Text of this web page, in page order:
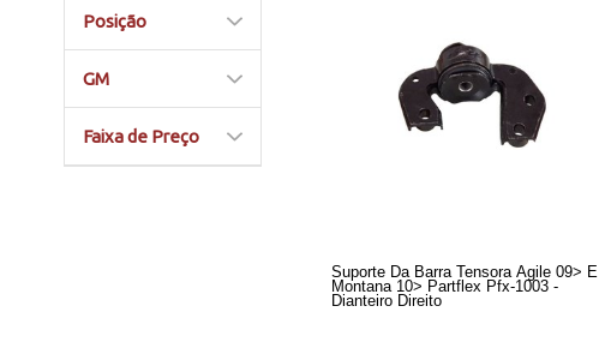
Posição
GM
Faixa de Preço
Suporte Da Barra Tensora Agile 09> E
Montana 10> Partflex Pfx-1003 -
Dianteiro Direito